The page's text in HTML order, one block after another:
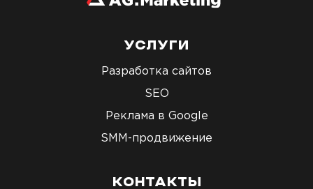
УСЛУГИ
Разработка сайтов
SEO
Реклама в Google
SMM-продвижение
КОНТАКТЫ